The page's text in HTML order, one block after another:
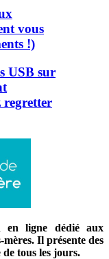
vous
!)
USB sur
regretter
en ligne dédié aux
mères. Il présente des
de tous les jours.